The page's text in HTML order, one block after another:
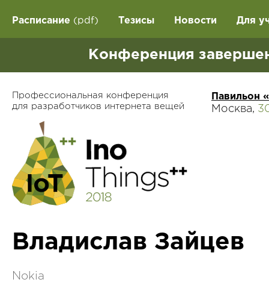
Расписание (pdf) Тезисы Новости Для
Конференция
Профессиональная конференция
для разработчиков интернета вещей
Павильон
Москва,
Владислав Зайцев
Nokia